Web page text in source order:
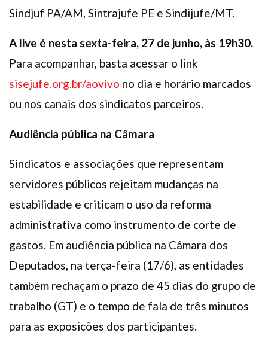
Sindjuf PA/AM, Sintrajufe PE e Sindijufe/MT.
A live é nesta sexta-feira, 27 de junho, às 19h30.
Para acompanhar, basta acessar o link
sisejufe.org.br/aovivo no dia e horário marcados
ou nos canais dos sindicatos parceiros.
Audiência pública na Câmara
Sindicatos e associações que representam
servidores públicos rejeitam mudanças na
estabilidade e criticam o uso da reforma
administrativa como instrumento de corte de
gastos. Em audiência pública na Câmara dos
Deputados, na terça-feira (17/6), as entidades
também rechaçam o prazo de 45 dias do grupo de
trabalho (GT) e o tempo de fala de três minutos
para as exposições dos participantes.